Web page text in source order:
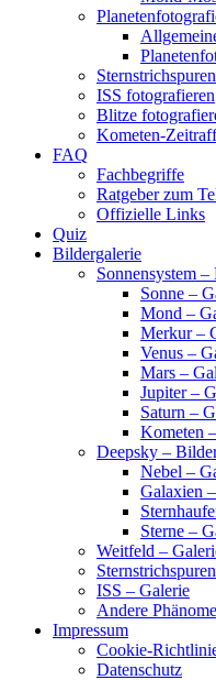
ISS fotografieren
Blitze
Kometen-
FAQ
Fachbegriffe
Ratgeber zum
Offizielle Links
Quiz
Bildergalerie
Sonnensystem
Sonne –
Mond –
Merkur –
Venus –
Mars –
Jupiter –
Saturn –
Kometen
Deepsky –
Nebel –
Galaxien
Sterne –
Weitfeld –
ISS – Galerie
Andere
Impressum
Cookie-
Datenschutz